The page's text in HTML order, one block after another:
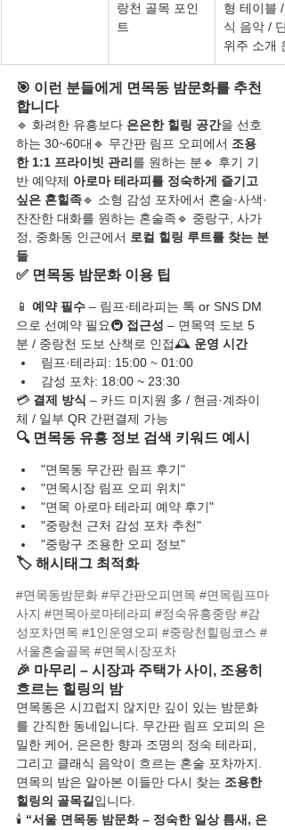
랑천 골목 포인
트
형 테이블 /
식 음악 /
위주 소개
🎯 이런 분들에게 면목동 밤문화를 추천
합니다
🔹 화려한 유흥보다 은은한 힐링 공간을 선호
하는 30~60대🔹 무간판 림프 오피에서 조용
한 1:1 프라이빗 관리 를 원하는 분🔹 후기 기
반 예약제 아로마 테라피를 정숙하게 즐기고
싶은 혼힐족🔹 소형 감성 포차에서 혼술·사색·
잔잔한 대화를 원하는 혼술족🔹 중랑구, 사가
정, 중화동 인근에서 로컬 힐링 루트를 찾는 분
들
✅ 면목동 밤문화 이용 팁
📱 예약 필수 – 림프·테라피는 톡 or SNS DM
으로 선예약 필요🚇 접근성 – 면목역 도보 5
분 / 중랑천 도보 산책로 인접🕰️ 운영 시간
림프·테라피: 15:00 ~ 01:00
감성 포차: 18:00 ~ 23:30
💳 결제 방식 – 카드 미지원 多 / 현금·계좌이
체 / 일부 QR 간편결제 가능
🔍 면목동 유흥 정보 검색 키워드 예시
"면목동 무간판 림프 후기"
"면목시장 림프 오피 위치"
"면목 아로마 테라피 예약 후기"
"중랑천 근처 감성 포차 추천"
"중랑구 조용한 오피 정보"
🏷️ 해시태그 최적화
#면목동밤문화 #무간판오피면목 #면목림프마
사지 #면목아로마테라피 #정숙유흥중랑 #감
성포차면목 #1인운영오피 #중랑천힐링코스 #
서울혼술골목 #면목시장포차
🎉 마무리 – 시장과 주택가 사이, 조용히
흐르는 힐링의 밤
면목동은 시끄럽지 않지만 깊이 있는 밤문화
를 간직한 동네입니다. 무간판 림프 오피의 은
밀한 케어, 은은한 향과 조명의 정숙 테라피,
그리고 클래식 음악이 흐르는 혼술 포차까지.
면목의 밤은 알아본 이들만 다시 찾는 조용한
힐링의 골목길 입니다.
🕯️ “서울 면목동 밤문화 – 정숙한 일상 틈새, 은